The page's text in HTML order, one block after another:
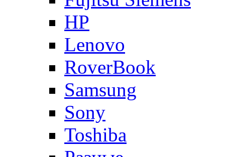
HP
Lenovo
RoverBook
Samsung
Sony
Toshiba